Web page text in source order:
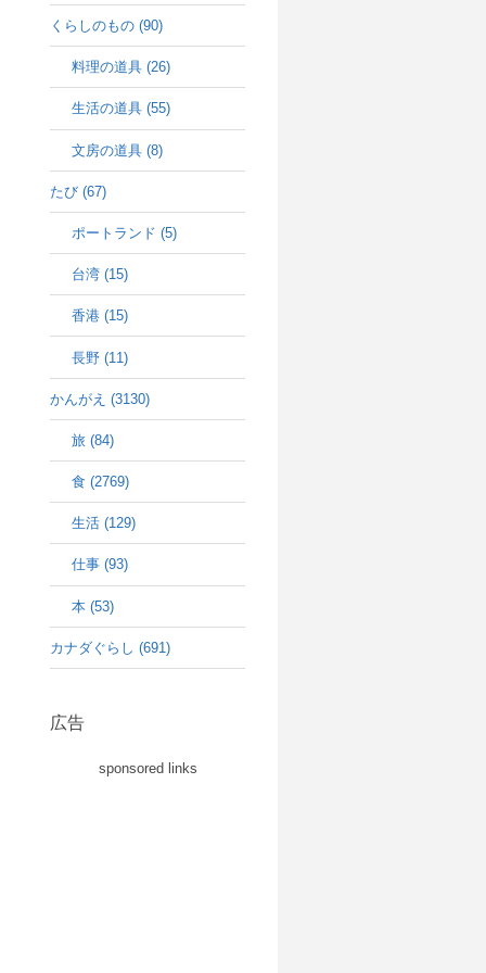
くらしのもの (90)
料理の道具 (26)
生活の道具 (55)
文房の道具 (8)
たび (67)
ポートランド (5)
台湾 (15)
香港 (15)
長野 (11)
かんがえ (3130)
旅 (84)
食 (2769)
生活 (129)
仕事 (93)
本 (53)
カナダぐらし (691)
広告
sponsored links